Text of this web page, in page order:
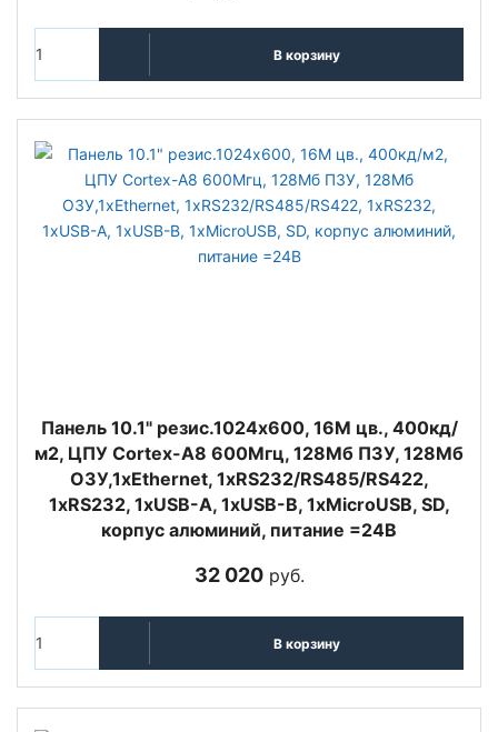
В корзину
Панель 10.1" резис.1024x600, 16M цв., 400кд/
м2, ЦПУ Cortex-A8 600Мгц, 128Мб ПЗУ, 128Мб
ОЗУ,1xEthernet, 1xRS232/RS485/RS422,
1xRS232, 1xUSB-A, 1xUSB-B, 1xMicroUSB, SD,
корпус алюминий, питание =24В
32 020руб.
В корзину